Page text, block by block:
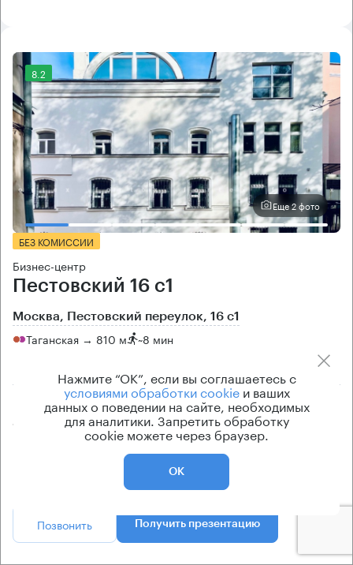
8.2
Еще 2 фото
БЕЗ КОМИССИИ
Бизнес-центр
Пестовский 16 с1
Москва, Пестовский переулок, 16 с1
Таганская → 810 м ~8 мин
Площадь особняка
839 кв.м
Ставка арендной платы
по запросу
Эксплуатационные расходы
Не включены в ставку
Позвонить Получить презентацию
Нажмите “ОК”, если вы соглашаетесь с
условиями обработки cookieи ваших
данных о поведении на сайте, необходимых
для аналитики. Запретить обработку
cookie можете через браузер.
ОК